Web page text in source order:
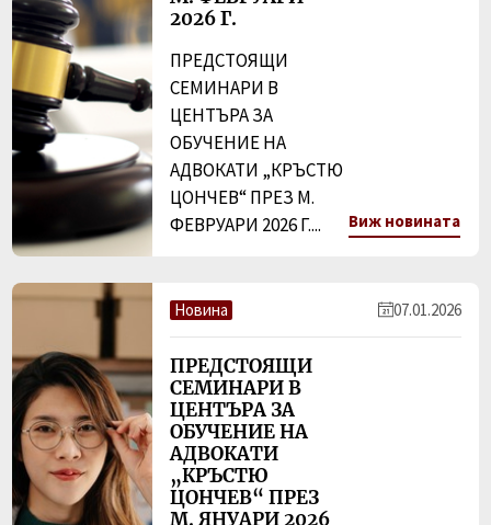
2026 Г.
ПРЕДСТОЯЩИ
СЕМИНАРИ В
ЦЕНТЪРА ЗА
ОБУЧЕНИЕ НА
АДВОКАТИ „КРЪСТЮ
ЦОНЧЕВ“ ПРЕЗ М.
ФЕВРУАРИ 2026 Г....
Виж новината
Новина 07.01.2026
ПРЕДСТОЯЩИ
СЕМИНАРИ В
ЦЕНТЪРА ЗА
ОБУЧЕНИЕ НА
АДВОКАТИ
„КРЪСТЮ
ЦОНЧЕВ“ ПРЕЗ
М. ЯНУАРИ 2026